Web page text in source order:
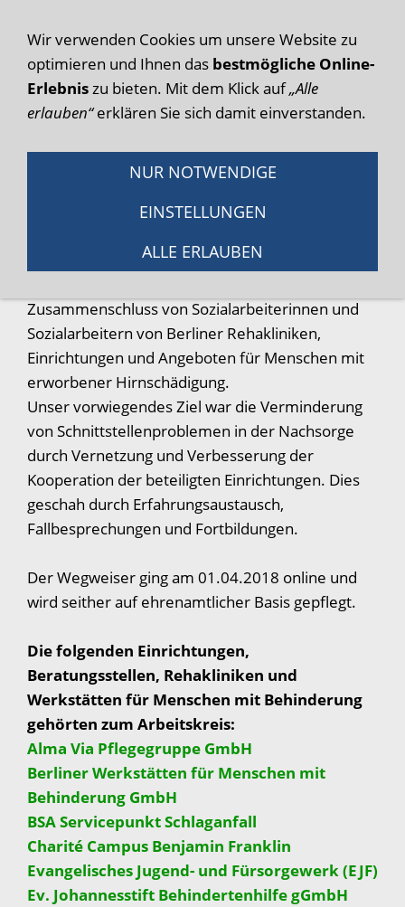
Navigation einblenden
Über uns
Willkommen beim „Berliner Wegweiser für
zusammengestellt vom „Berliner Arbeitskreis
Der Arbeitskreis MeH traf sich von 2014 bis 2020
Zusammenschluss von Sozialarbeiterinnen und
Sozialarbeitern von Berliner Rehakliniken,
Einrichtungen und Angeboten für Menschen mit
erworbener Hirnschädigung.
Unser vorwiegendes Ziel war die Verminderung
von Schnittstellenproblemen in der Nachsorge
durch Vernetzung und Verbesserung der
Kooperation der beteiligten Einrichtungen. Dies
geschah durch Erfahrungsaustausch,
Fallbesprechungen und Fortbildungen.
Der Wegweiser ging am 01.04.2018 online und
wird seither auf ehrenamtlicher Basis gepflegt.
Die folgenden Einrichtungen,
Beratungsstellen, Rehakliniken und
Werkstätten für Menschen mit Behinderung
gehörten zum Arbeitskreis:
Alma Via Pflegegruppe GmbH
Berliner Werkstätten für Menschen mit
Behinderung GmbH
BSA Servicepunkt Schlaganfall
Charité Campus Benjamin Franklin
Evangelisches Jugend- und Fürsorgewerk (EJF)
Ev. Johannesstift Behindertenhilfe gGmbH
Wir verwenden Cookies um unsere Website zu
optimieren und Ihnen das bestmögliche Online-
Erlebniszu bieten. Mit dem Klick auf„Alle
erlauben“erklären Sie sich damit einverstanden.
NUR NOTWENDIGE
EINSTELLUNGEN
ALLE ERLAUBEN